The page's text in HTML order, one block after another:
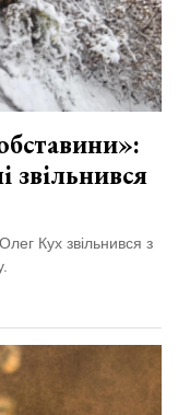
звільнився
Кух звільнився з